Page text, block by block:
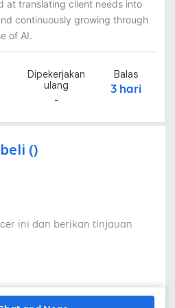
at translating client needs into
continuously growing through
of AI.
Dipekerjakan
ulang
-
Balas
3 hari
()
ini dan berikan tinjauan